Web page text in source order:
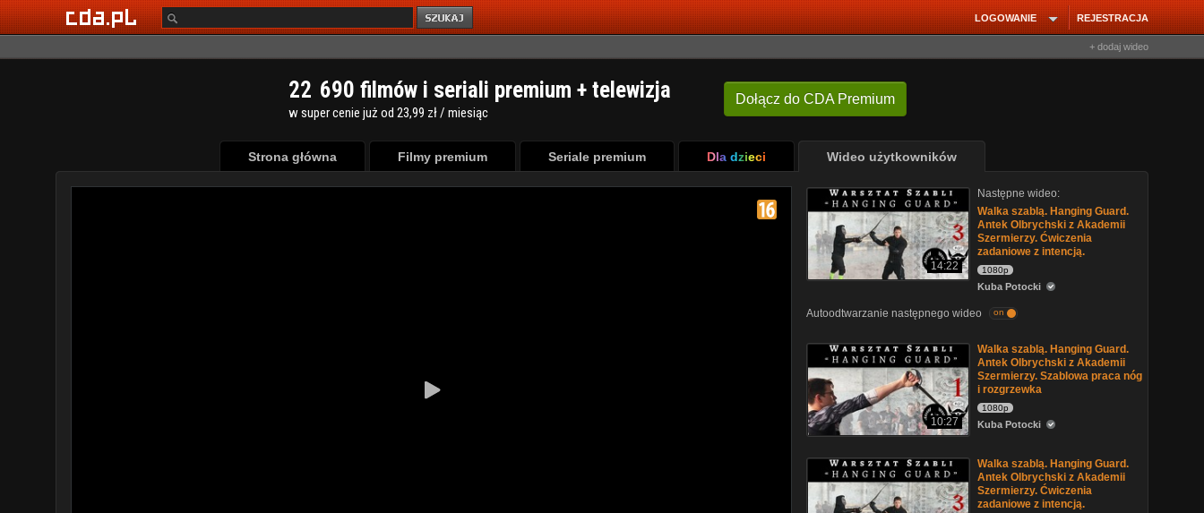
REJESTRACJA
LOGOWANIE
+ dodaj wideo
Dołącz do CDA Premium
22 690 filmów i seriali premium + telewizja
w super cenie już od 23,99 zł / miesiąc
Strona główna Filmy premium Seriale premium Dla dzieci Wideo użytkowników
14:22
Następne wideo:
Walka szablą. Hanging Guard.
Antek Olbrychski z Akademii
Szermierzy. Ćwiczenia
zadaniowe z intencją.
1080p
Kuba Potocki
Autoodtwarzanie następnego wideo on
10:27
Walka szablą. Hanging Guard.
Antek Olbrychski z Akademii
Szermierzy. Szablowa praca nóg
i rozgrzewka
1080p
Kuba Potocki
Walka szablą. Hanging Guard.
Antek Olbrychski z Akademii
Szermierzy. Ćwiczenia
zadaniowe z intencją.